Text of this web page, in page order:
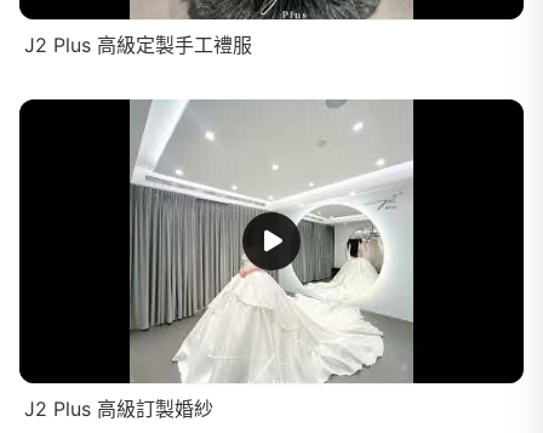
J2 Plus 高級定製手工禮服
J2 Plus 高級訂製婚紗